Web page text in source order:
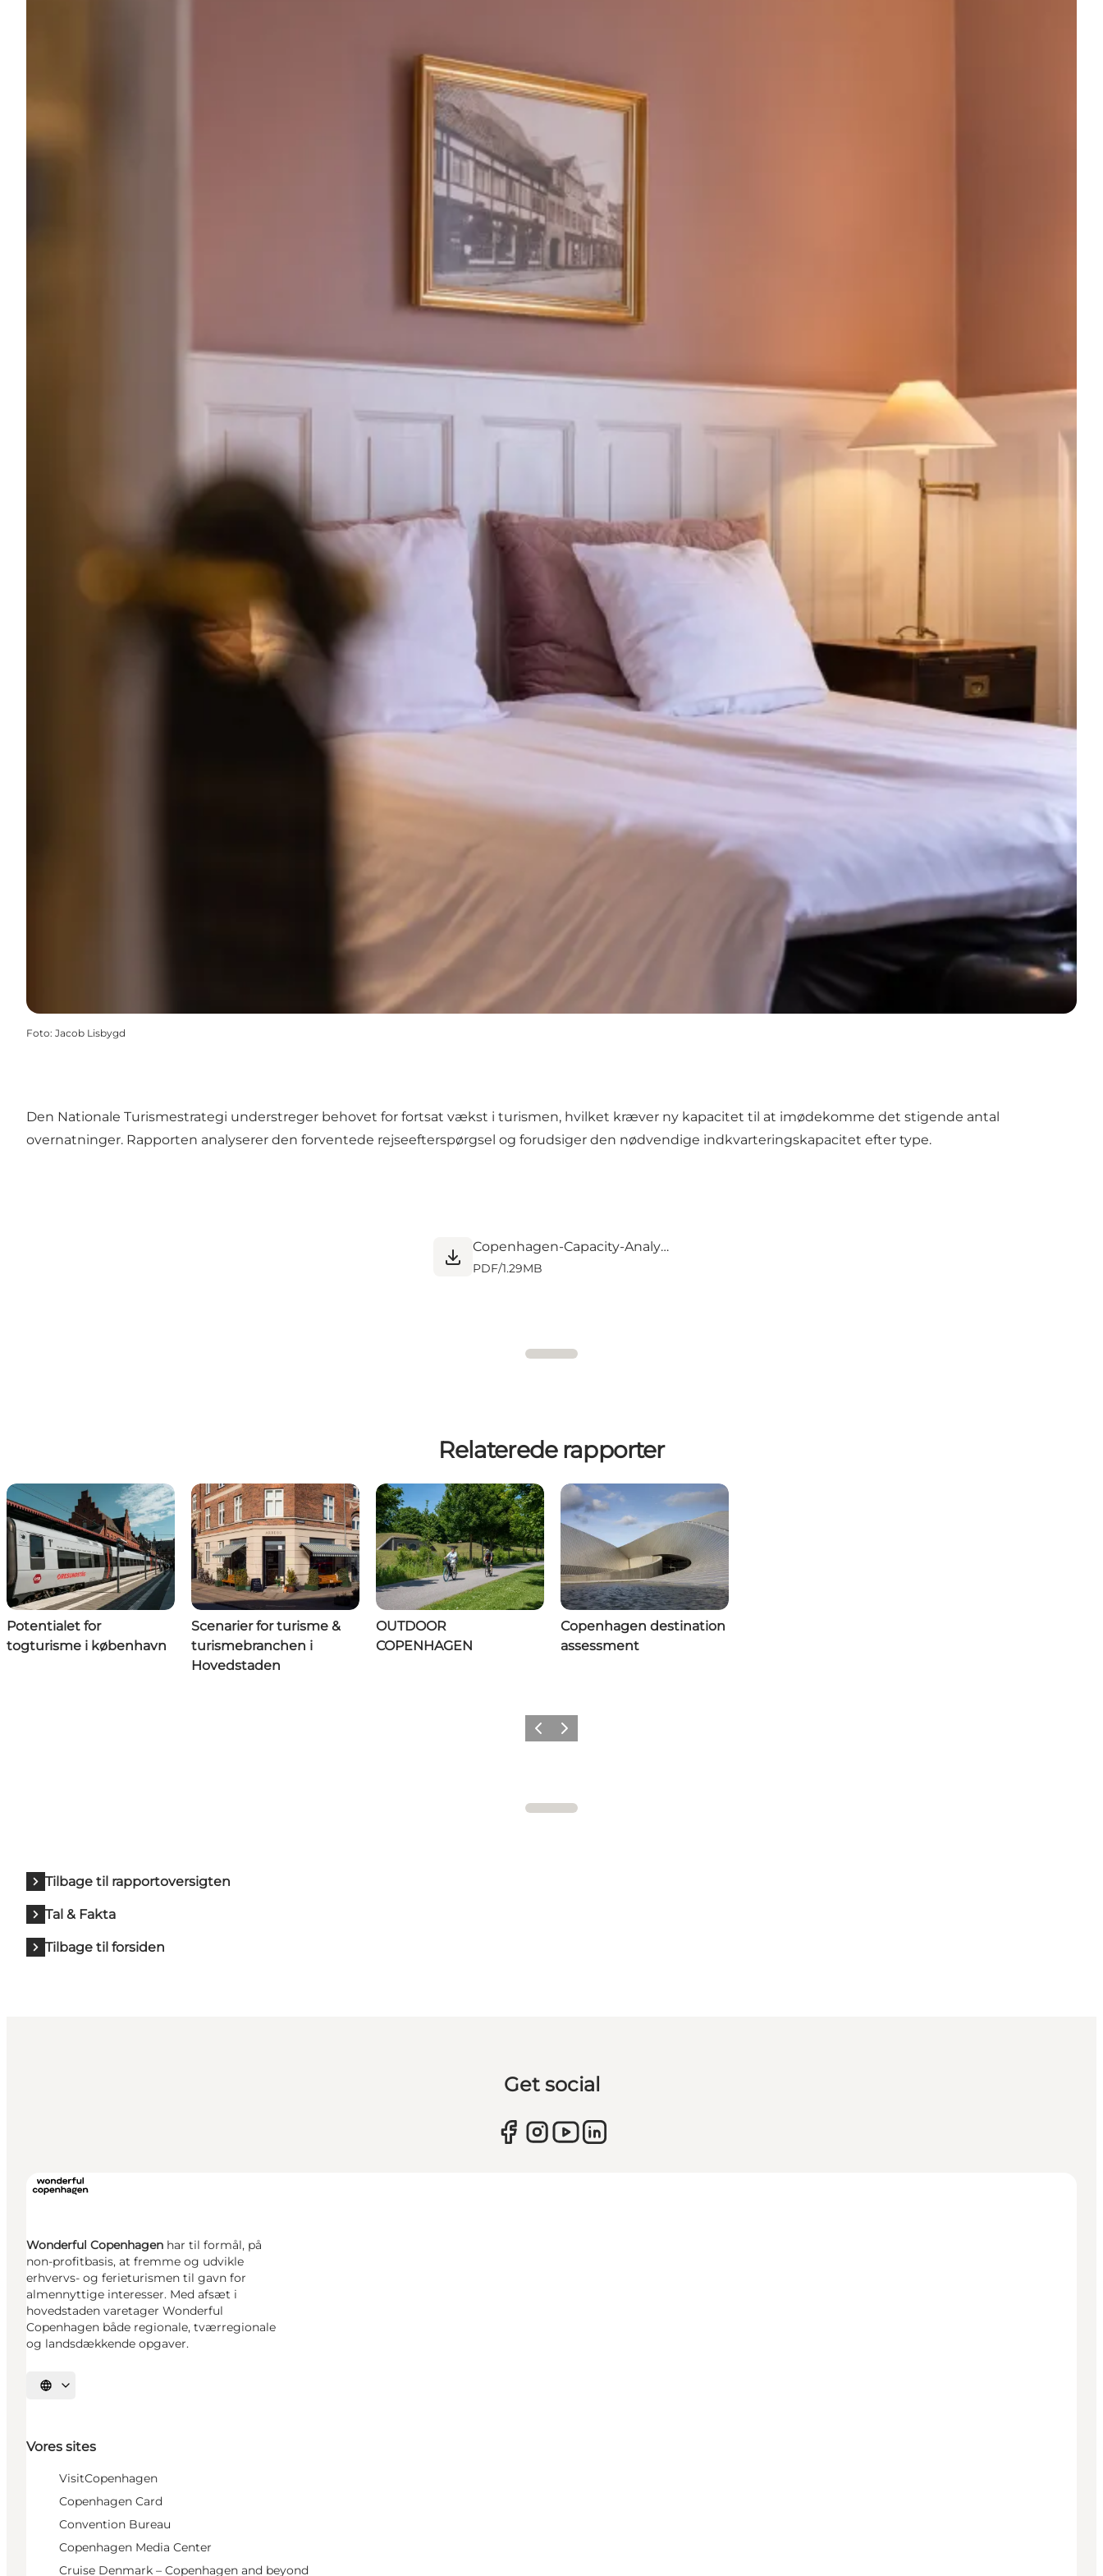
Foto: Jacob Lisbygd
Den Nationale Turismestrategi understreger behovet for fortsat vækst i turismen, hvilket kræver ny kapacitet til at imødekomme det stigende antal
overnatninger. Rapporten analyserer den forventede rejseefterspørgsel og forudsiger den nødvendige indkvarteringskapacitet efter type.
Copenhagen-Capacity-Analysis.pdf
PDF/1.29MB
Relaterede rapporter
Potentialet for
togturisme i københavn
Scenarier for turisme &
turismebranchen i
Hovedstaden
OUTDOOR
COPENHAGEN
Copenhagen destination
assessment
ForrigeNæste
Tilbage til rapportoversigten
Tal & Fakta
Tilbage til forsiden
Get social
Wonderful Copenhagen har til formål, på
non-profitbasis, at fremme og udvikle
erhvervs- og ferieturismen til gavn for
almennyttige interesser. Med afsæt i
hovedstaden varetager Wonderful
Copenhagen både regionale, tværregionale
og landsdækkende opgaver.
Vælg sprog
Vores sites
VisitCopenhagen
Copenhagen Card
Convention Bureau
Copenhagen Media Center
Cruise Denmark – Copenhagen and beyond